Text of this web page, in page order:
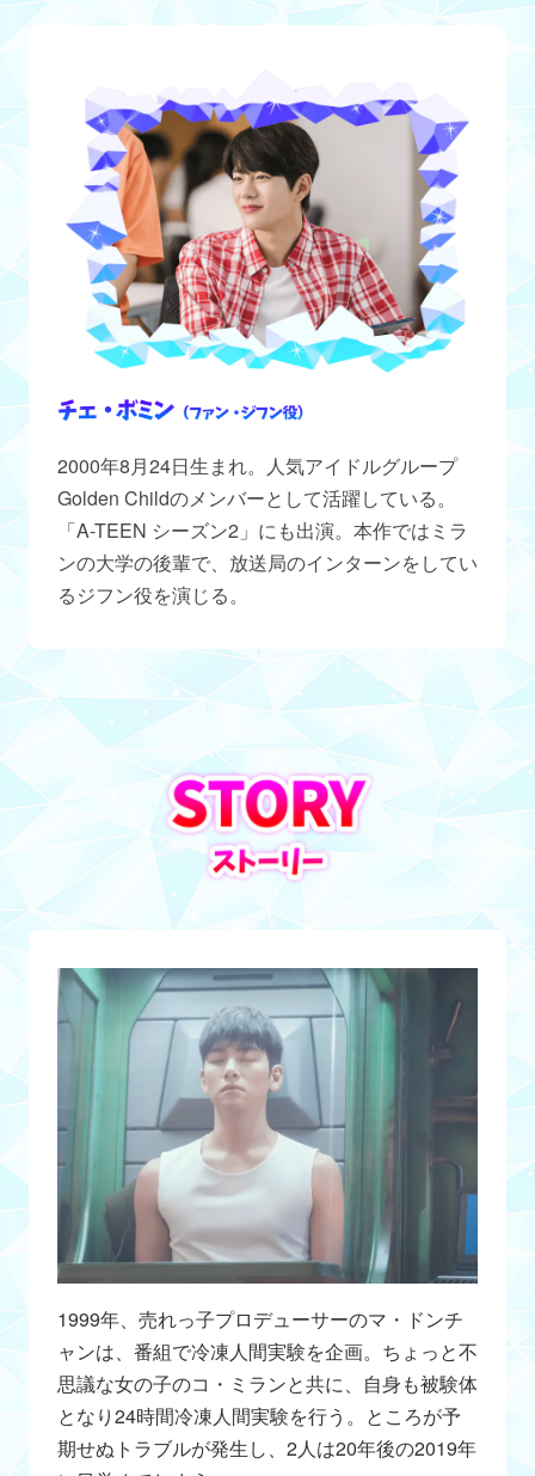
2000年8月24日生まれ。人気アイドルグループ
Golden Childのメンバーとして活躍している。
「A-TEEN シーズン2」にも出演。本作ではミラ
ンの大学の後輩で、放送局のインターンをしてい
るジフン役を演じる。
1999年、売れっ子プロデューサーのマ・ドンチ
ャンは、番組で冷凍人間実験を企画。ちょっと不
思議な女の子のコ・ミランと共に、自身も被験体
となり24時間冷凍人間実験を行う。ところが予
期せぬトラブルが発生し、2人は20年後の2019年